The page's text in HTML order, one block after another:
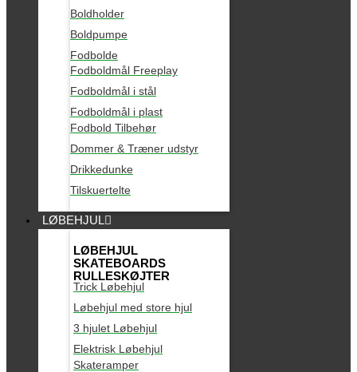
Boldholder
Boldpumpe
Fodbolde
Fodboldmål Freeplay
Fodboldmål i stål
Fodboldmål i plast
Fodbold Tilbehør
Dommer & Træner udstyr
Drikkedunke
Tilskuertelte
LØBEHJUL
LØBEHJUL
SKATEBOARDS
RULLESKØJTER
Trick Løbehjul
Løbehjul med store hjul
3 hjulet Løbehjul
Elektrisk Løbehjul
Skateramper